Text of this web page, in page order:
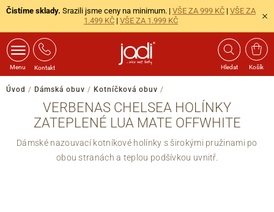
Čistíme sklady. Srazili jsme ceny na minimum. | VŠE ZA 999 KČ | VŠE ZA
1.499 KČ | VŠE ZA 1.999 KČ
Menu Kontakt Hledat Košík
Úvod / Dámská obuv / Kotníčková obuv /
VERBENAS CHELSEA HOLÍNKY
ZATEPLENÉ LUA MATE OFFWHITE
Dámské nazouvací kotníkové holínky s širokými pružinami po
obou stranách a teplou podšívkou uvnitř.